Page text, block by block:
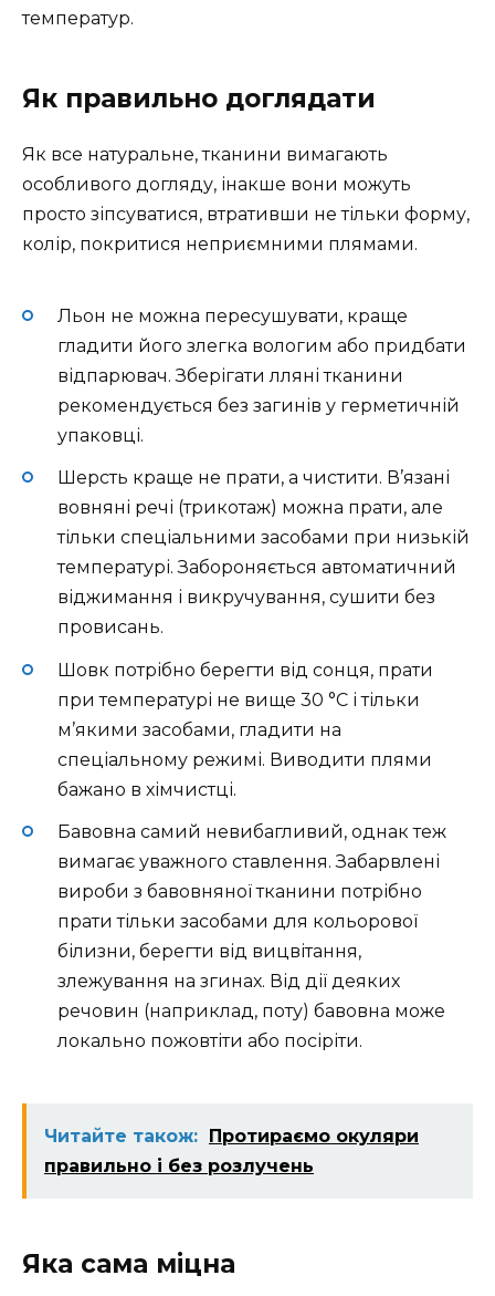
температур.
Як правильно доглядати
Як все натуральне, тканини вимагають
особливого догляду, інакше вони можуть
просто зіпсуватися, втративши не тільки форму,
колір, покритися неприємними плямами.
Льон не можна пересушувати, краще
гладити його злегка вологим або придбати
відпарювач. Зберігати лляні тканини
рекомендується без загинів у герметичній
упаковці.
Шерсть краще не прати, а чистити. В’язані
вовняні речі (трикотаж) можна прати, але
тільки спеціальними засобами при низькій
температурі. Забороняється автоматичний
віджимання і викручування, сушити без
провисань.
Шовк потрібно берегти від сонця, прати
при температурі не вище 30 °C і тільки
м’якими засобами, гладити на
спеціальному режимі. Виводити плями
бажано в хімчистці.
Бавовна самий невибагливий, однак теж
вимагає уважного ставлення. Забарвлені
вироби з бавовняної тканини потрібно
прати тільки засобами для кольорової
білизни, берегти від вицвітання,
злежування на згинах. Від дії деяких
речовин (наприклад, поту) бавовна може
локально пожовтіти або посіріти.
Читайте також: Протираємо окуляри
правильно і без розлучень
Яка сама міцна